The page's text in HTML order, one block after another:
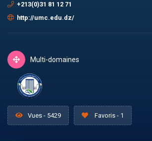
+213(0)31 81 12 71
http://umc.edu.dz/
Multi-domaines
Vues - 5429 Favoris - 1